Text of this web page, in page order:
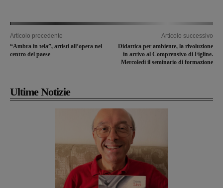
Articolo precedente
“Ambra in tela”, artisti all’opera nel
centro del paese
Articolo successivo
Didattica per ambiente, la rivoluzione
in arrivo al Comprensivo di Figline.
Mercoledì il seminario di formazione
Ultime Notizie